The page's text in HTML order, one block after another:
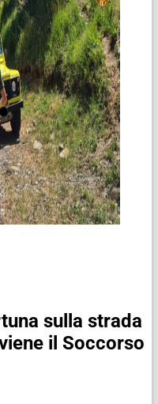
sulla strada
il Soccorso